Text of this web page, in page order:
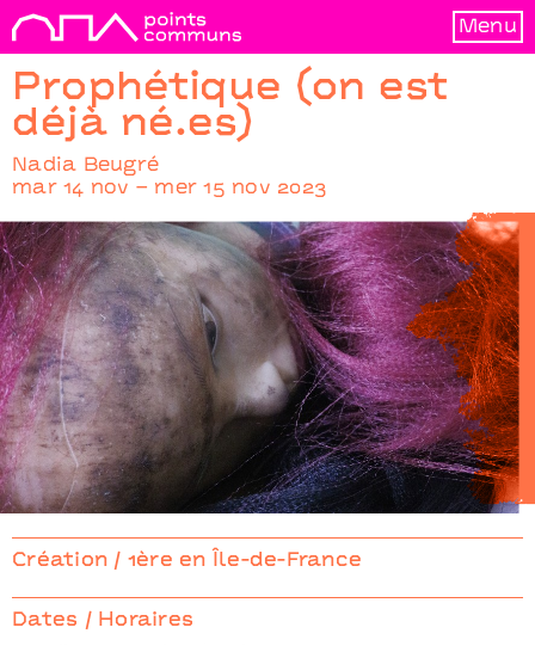
Menu
Prophétique (on est
déjà né.es)
Nadia Beugré
mar 14 nov – mer 15 nov 2023
Prophétique (on est déjà né.es)
Nadia Beugré
Création / 1ère en Île-de-France
Dates / Horaires